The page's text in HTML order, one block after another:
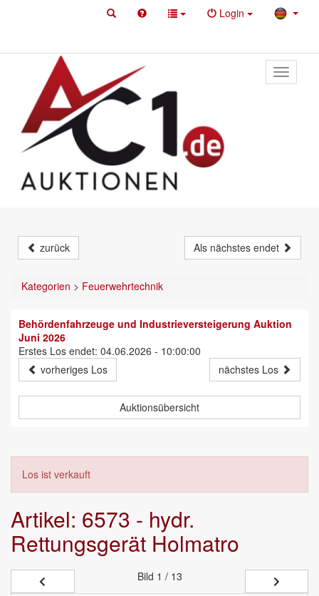
Login
Toggle
primary
zurück Als nächstes endet
Kategorien > Feuerwehrtechnik
Behördenfahrzeuge und Industrieversteigerung Auktion
Juni 2026
Erstes Los endet: 04.06.2026 - 10:00:00
vorheriges Los
nächstes Los
Auktionsübersicht
Los ist verkauft
Artikel: 6573 - hydr.
Rettungsgerät Holmatro
Bild 1 / 13